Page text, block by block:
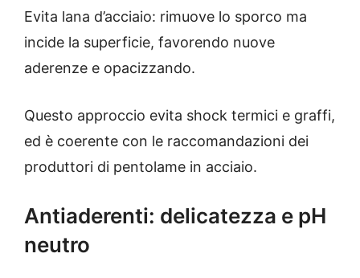
Evita lana d’acciaio: rimuove lo sporco ma
incide la superficie, favorendo nuove
aderenze e opacizzando.
Questo approccio evita shock termici e graffi,
ed è coerente con le raccomandazioni dei
produttori di pentolame in acciaio.
Antiaderenti: delicatezza e pH
neutro